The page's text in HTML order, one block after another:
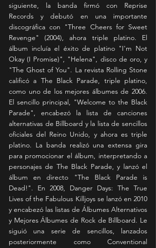
siguiente, la banda firmó con Reprise
Records y debutó en una importante
discográfica con "Three Cheers for Sweet
Revenge" (2004), ahora triple platino. El
álbum incluía el éxito de platino "I'm Not
Okay (I Promise)", "Helena", disco de oro, y
"The Ghost of You". La revista Rolling Stone
calificó a The Black Parade, triple platino,
como uno de los mejores álbumes de 2006.
El sencillo principal, "Welcome to the Black
Parade", encabezó la lista de canciones
alternativas de Billboard y la lista de sencillos
oficiales del Reino Unido, y ahora es triple
platino. La banda realizó una extensa gira
para promocionar el álbum, interpretando a
personajes de The Black Parade, y lanzó el
álbum en directo "The Black Parade is
Dead!". En 2008, Danger Days: The True
Lives of the Fabulous Killjoys se lanzó en 2010
y encabezó las listas de Álbumes Alternativos
y Mejores Álbumes de Rock de Billboard. Le
siguió una serie de sencillos, lanzados
posteriormente como Conventional